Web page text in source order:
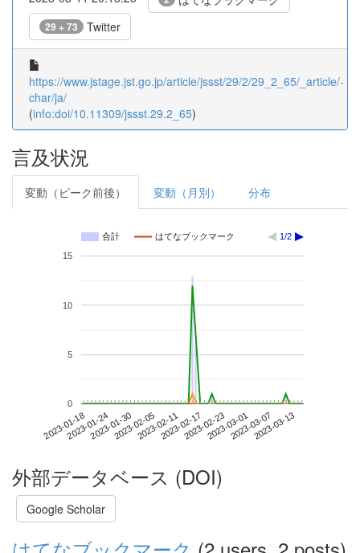
29 + 73 Twitter
https://www.jstage.jst.go.jp/article/jssst/29/2/29_2_65/_article/-
char/ja/
(info:doi/10.11309/jssst.29.2_65)
言及状況
変動（ピーク前後） 変動（月別） 分布
合計 はてなブックマーク 1/2
2023-01-182023-01-242023-01-302023-02-052023-02-112023-02-172023-02-232023-03-012023-03-072023-03-13
0
5
10
15
外部データベース (DOI)
Google Scholar